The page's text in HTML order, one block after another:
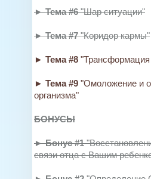
► Тема #6"Шар ситуации"
► Тема #7"Коридор кармы"
► Тема #8
► Тема #9 "Омоложение и
организма"
БОНУСЫ
► Бонус #1
связи отца с Вашим